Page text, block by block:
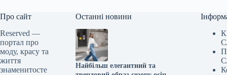
Про сайт
Reserved —
портал про
моду, красу та
життя
знаменитосте
Останні новини
Найбільш елегантний та